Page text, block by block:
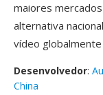
maiores
alternativa
vídeo
Desenvolvedor:
China